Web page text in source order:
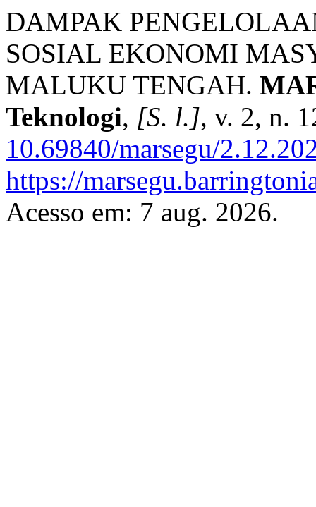
DAMPAK
SOSIAL EKONOMI
MALUKU TENGAH.
Teknologi, [S. l.], v. 2, n.
10.69840/marsegu/
https://
Acesso em: 7 aug. 2026.